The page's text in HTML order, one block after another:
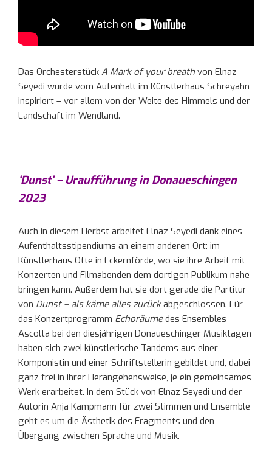
Das Orchesterstück A Mark of your breathvon Elnaz
Seyedi wurde vom Aufenhalt im Künstlerhaus Schreyahn
inspiriert – vor allem von der Weite des Himmels und der
Landschaft im Wendland.
‘Dunst’ – Uraufführung in Donaueschingen
2023
Auch in diesem Herbst arbeitet Elnaz Seyedi dank eines
Aufenthaltsstipendiums an einem anderen Ort: im
Künstlerhaus Otte in Eckernförde, wo sie ihre Arbeit mit
Konzerten und Filmabenden dem dortigen Publikum nahe
bringen kann. Außerdem hat sie dort gerade die Partitur
von Dunst – als käme alles zurückabgeschlossen. Für
das Konzertprogramm Echoräumedes Ensembles
Ascolta bei den diesjährigen Donaueschinger Musiktagen
haben sich zwei künstlerische Tandems aus einer
Komponistin und einer Schriftstellerin gebildet und, dabei
ganz frei in ihrer Herangehensweise, je ein gemeinsames
Werk erarbeitet. In dem Stück von Elnaz Seyedi und der
Autorin Anja Kampmann für zwei Stimmen und Ensemble
geht es um die Ästhetik des Fragments und den
Übergang zwischen Sprache und Musik.